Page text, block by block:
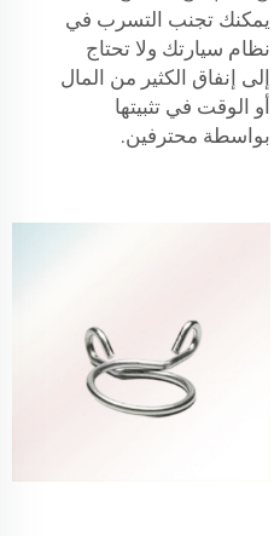
يمكنك تجنب التسرب في
نظام سيارتك ولا تحتاج
إلى إنفاق الكثير من المال
أو الوقت في تثبيتها
بواسطة محترفين.